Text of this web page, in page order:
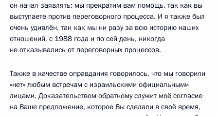
он начал заявлять: мы прекратим вам помощь, так как вы
выступаете против переговорного процесса. И я также был
очень удивлён, так как мы ни разу за всю историю наших
отношений, с 1988 года и по сей день, никогда
не отказывались от переговорных процессов.
Также в качестве оправдания говорилось, что мы говорили
«нет» любым встречам с израильскими официальными
лицами. Доказательством обратному служит моё согласие
на Ваше предложение, которое Вы сделали в своё время,